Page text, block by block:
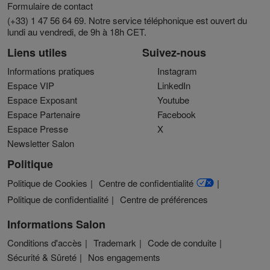
Formulaire de contact
(+33) 1 47 56 64 69. Notre service téléphonique est ouvert du
lundi au vendredi, de 9h à 18h CET.
Liens utiles
Informations pratiques
Espace VIP
Espace Exposant
Espace Partenaire
Espace Presse
Newsletter Salon
Suivez-nous
Instagram
LinkedIn
Youtube
Facebook
X
Politique
Politique de Cookies
Centre de confidentialité
Politique de confidentialité
Centre de préférences
Informations Salon
Conditions d'accès Trademark
Code de conduite
Sécurité & Sûreté
Nos engagements